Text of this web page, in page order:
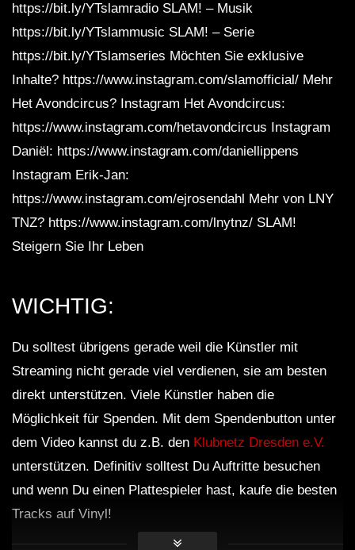
https://bit.ly/YTslamradio SLAM! – Musik
https://bit.ly/YTslammusic SLAM! – Serie
https://bit.ly/YTslamseries Möchten Sie exklusive
Inhalte? https://www.instagram.com/slamofficial/ Mehr
Het Avondcircus? Instagram Het Avondcircus:
https://www.instagram.com/hetavondcircus Instagram
Daniël: https://www.instagram.com/daniellippens
Instagram Erik-Jan:
https://www.instagram.com/ejrosendahl Mehr von LNY
TNZ? https://www.instagram.com/lnytnz/ SLAM!
Steigern Sie Ihr Leben
WICHTIG:
Du solltest übrigens gerade weil die Künstler mit
Streaming nicht gerade viel verdienen, sie am besten
direkt unterstützen. Viele Künstler haben die
Möglichkeit für Spenden. Mit dem Spendenbutton unter
dem Video kannst du z.B. den Klubnetz Dresden e.V.
unterstützen. Definitiv solltest Du Auftritte besuchen
und wenn Du einen Plattespieler hast, kaufe die besten
Tracks auf Vinyl!